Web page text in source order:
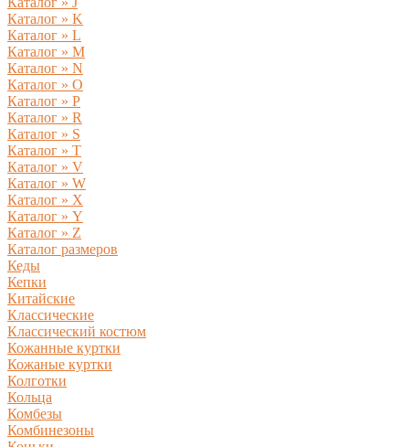
Каталог » K
Каталог » L
Каталог » M
Каталог » N
Каталог » O
Каталог » P
Каталог » R
Каталог » S
Каталог » T
Каталог » V
Каталог » W
Каталог » X
Каталог » Y
Каталог » Z
Каталог размеров
Кеды
Кепки
Китайские
Классические
Классический костюм
Кожанные куртки
Кожаные куртки
Колготки
Кольца
Комбезы
Комбинезоны